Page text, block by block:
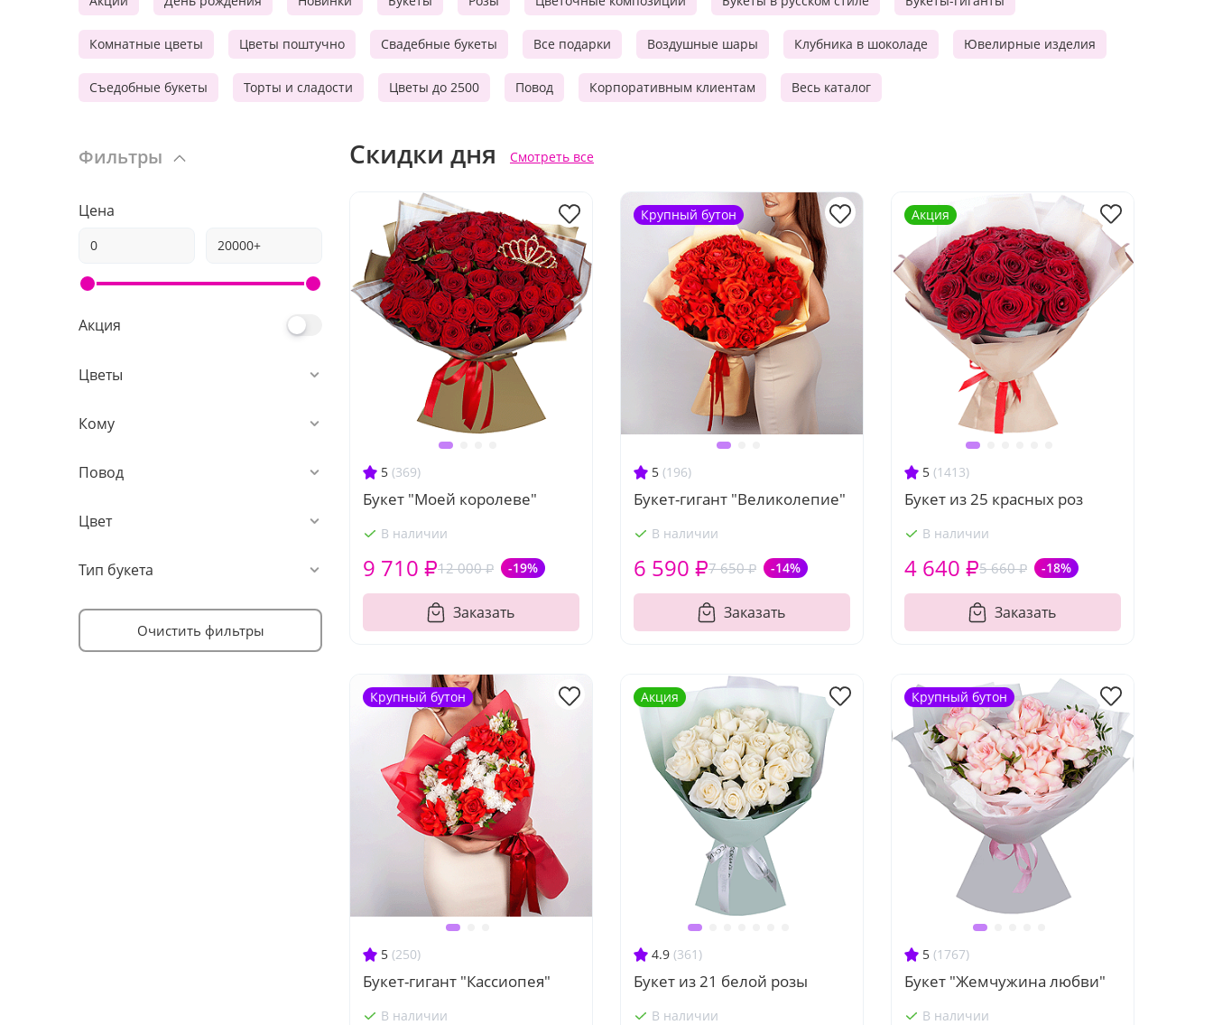
Комнатные цветы Цветы поштучно Свадебные букеты Все подарки Воздушные шары Клубника в шоколаде Ювелирные изделия
Съедобные букеты Торты и сладости Цветы до 2500 Повод Корпоративным клиентам Весь каталог
Фильтры
Цена
Акция
Цветы
Кому
Повод
Цвет
Тип букета
Очистить фильтры
Скидки дня Смотреть все
5 (369)
Букет "Моей королеве"
В наличии
12 000 ₽ -19%
9 710 ₽
Заказать
5 (196)
Букет-гигант "Великолепие"
В наличии
7 650 ₽ -14%
6 590 ₽
Заказать
Крупный бутон
5 (1413)
Букет из 25 красных роз
В наличии
5 660 ₽ -18%
4 640 ₽
Заказать
Акция
5 (250)
Букет-гигант "Кассиопея"
В наличии
Крупный бутон
4.9 (361)
Букет из 21 белой розы
В наличии
Акция
5 (1767)
Букет "Жемчужина любви"
В наличии
Крупный бутон